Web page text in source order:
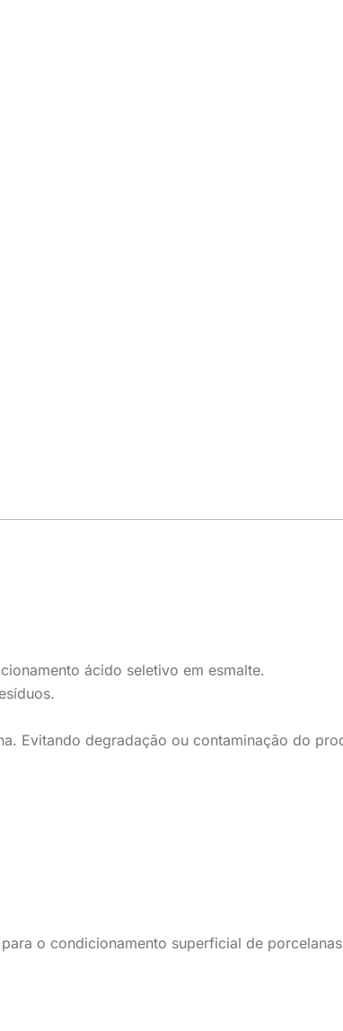
ácido seletivo em esmalte.
Evitando degradação ou contaminação do
o condicionamento superficial de